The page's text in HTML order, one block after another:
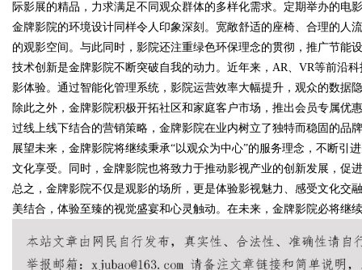
!
Bo
际影展的精品，力求满足不同观众群体的多样化需求。定期举办的电
金牌影院的环境设计同样令人印象深刻。宽敞舒适的座椅、合理的人
的观影空间。与此同时，影院还注重绿色环保理念的贯彻，推广节能
技术创新是金牌影院不断突破自我的动力。近年来，AR、VR等前沿
影体验。通过智能化管理系统，影院运营效率大幅提升，观众的数据
除此之外，金牌影院积极开拓社区和家庭客户市场，推出会员专属优
过线上线下结合的营销策略，金牌影院在业内树立了独特而稳固的品
展望未来，金牌影院将继续秉承“以观众为中心”的服务理念，不断引
文化享受。同时，金牌影院也将致力于推动影视产业的创新发展，促
总之，金牌影院不仅是观影的场所，更是体验影视魅力、感受文化交
美结合，体验至臻的视觉盛宴和心灵触动。在未来，金牌影院必将继